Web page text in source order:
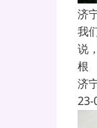
济
我
说
根
济
23-